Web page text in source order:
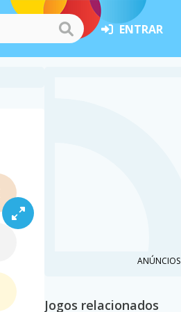
ENTRAR
ANÚNCIOS
Jogos relacionados